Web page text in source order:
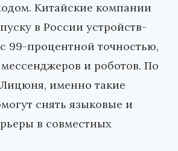
Китайские компании
в России устройств-
99-процентной точностью,
и роботов. По
именно такие
снять языковые и
в совместных